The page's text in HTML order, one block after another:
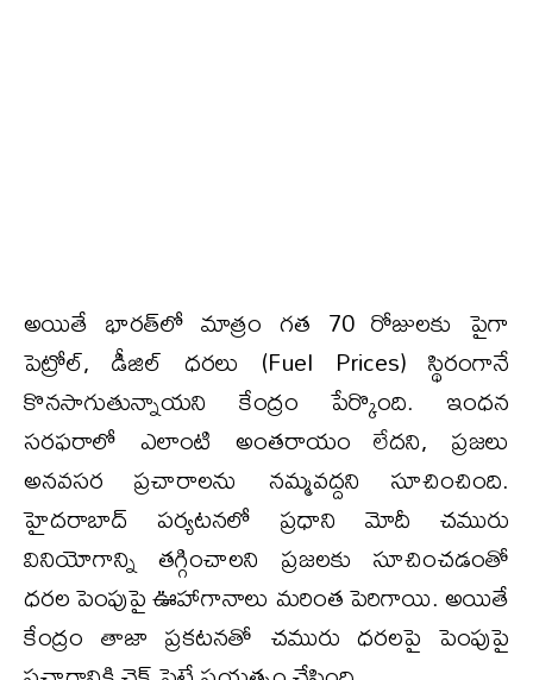
అయితే భారత్‌లో మాత్రం గత 70 రోజులకు పైగా
పెట్రోల్‌, డీజిల్ ధరలు (Fuel Prices) స్థిరంగానే
కొనసాగుతున్నాయని కేంద్రం పేర్కొంది. ఇంధన
సరఫరాలో ఎలాంటి అంతరాయం లేదని, ప్రజలు
అనవసర ప్రచారాలను నమ్మవద్దని సూచించింది.
హైదరాబాద్ పర్యటనలో ప్రధాని మోదీ చమురు
వినియోగాన్ని తగ్గించాలని ప్రజలకు సూచించడంతో
ధరల పెంపుపై ఊహాగానాలు మరింత పెరిగాయి. అయితే
కేంద్రం తాజా ప్రకటనతో చమురు ధరలపై పెంపుపై